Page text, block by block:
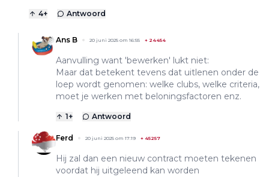
4+ Antwoord
Ans B 20 juni 2025 om 16:55 + 24454
Aanvulling want 'bewerken' lukt niet:
Maar dat betekent tevens dat uitlenen onder de
loep wordt genomen: welke clubs, welke criteria,
moet je werken met beloningsfactoren enz.
1+ Antwoord
Ferd 20 juni 2025 om 17:19 + 45257
Hij zal dan een nieuw contract moeten tekenen
voordat hij uitgeleend kan worden